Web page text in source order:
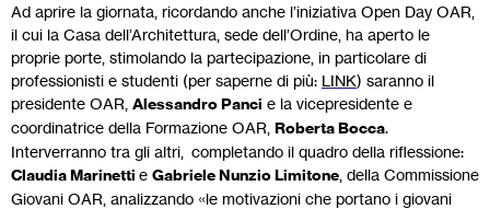
Ad aprire la giornata, ricordando anche l’iniziativa Open Day OAR,
il cui la Casa dell’Architettura, sede dell’Ordine, ha aperto le
proprie porte, stimolando la partecipazione, in particolare di
professionisti e studenti (per saperne di più: LINK) saranno il
presidente OAR, Alessandro Panci e la vicepresidente e
coordinatrice della Formazione OAR, Roberta Bocca.
Interverranno tra gli altri, completando il quadro della riflessione:
Claudia Marinetti e Gabriele Nunzio Limitone , della Commissione
Giovani OAR, analizzando «le motivazioni che portano i giovani